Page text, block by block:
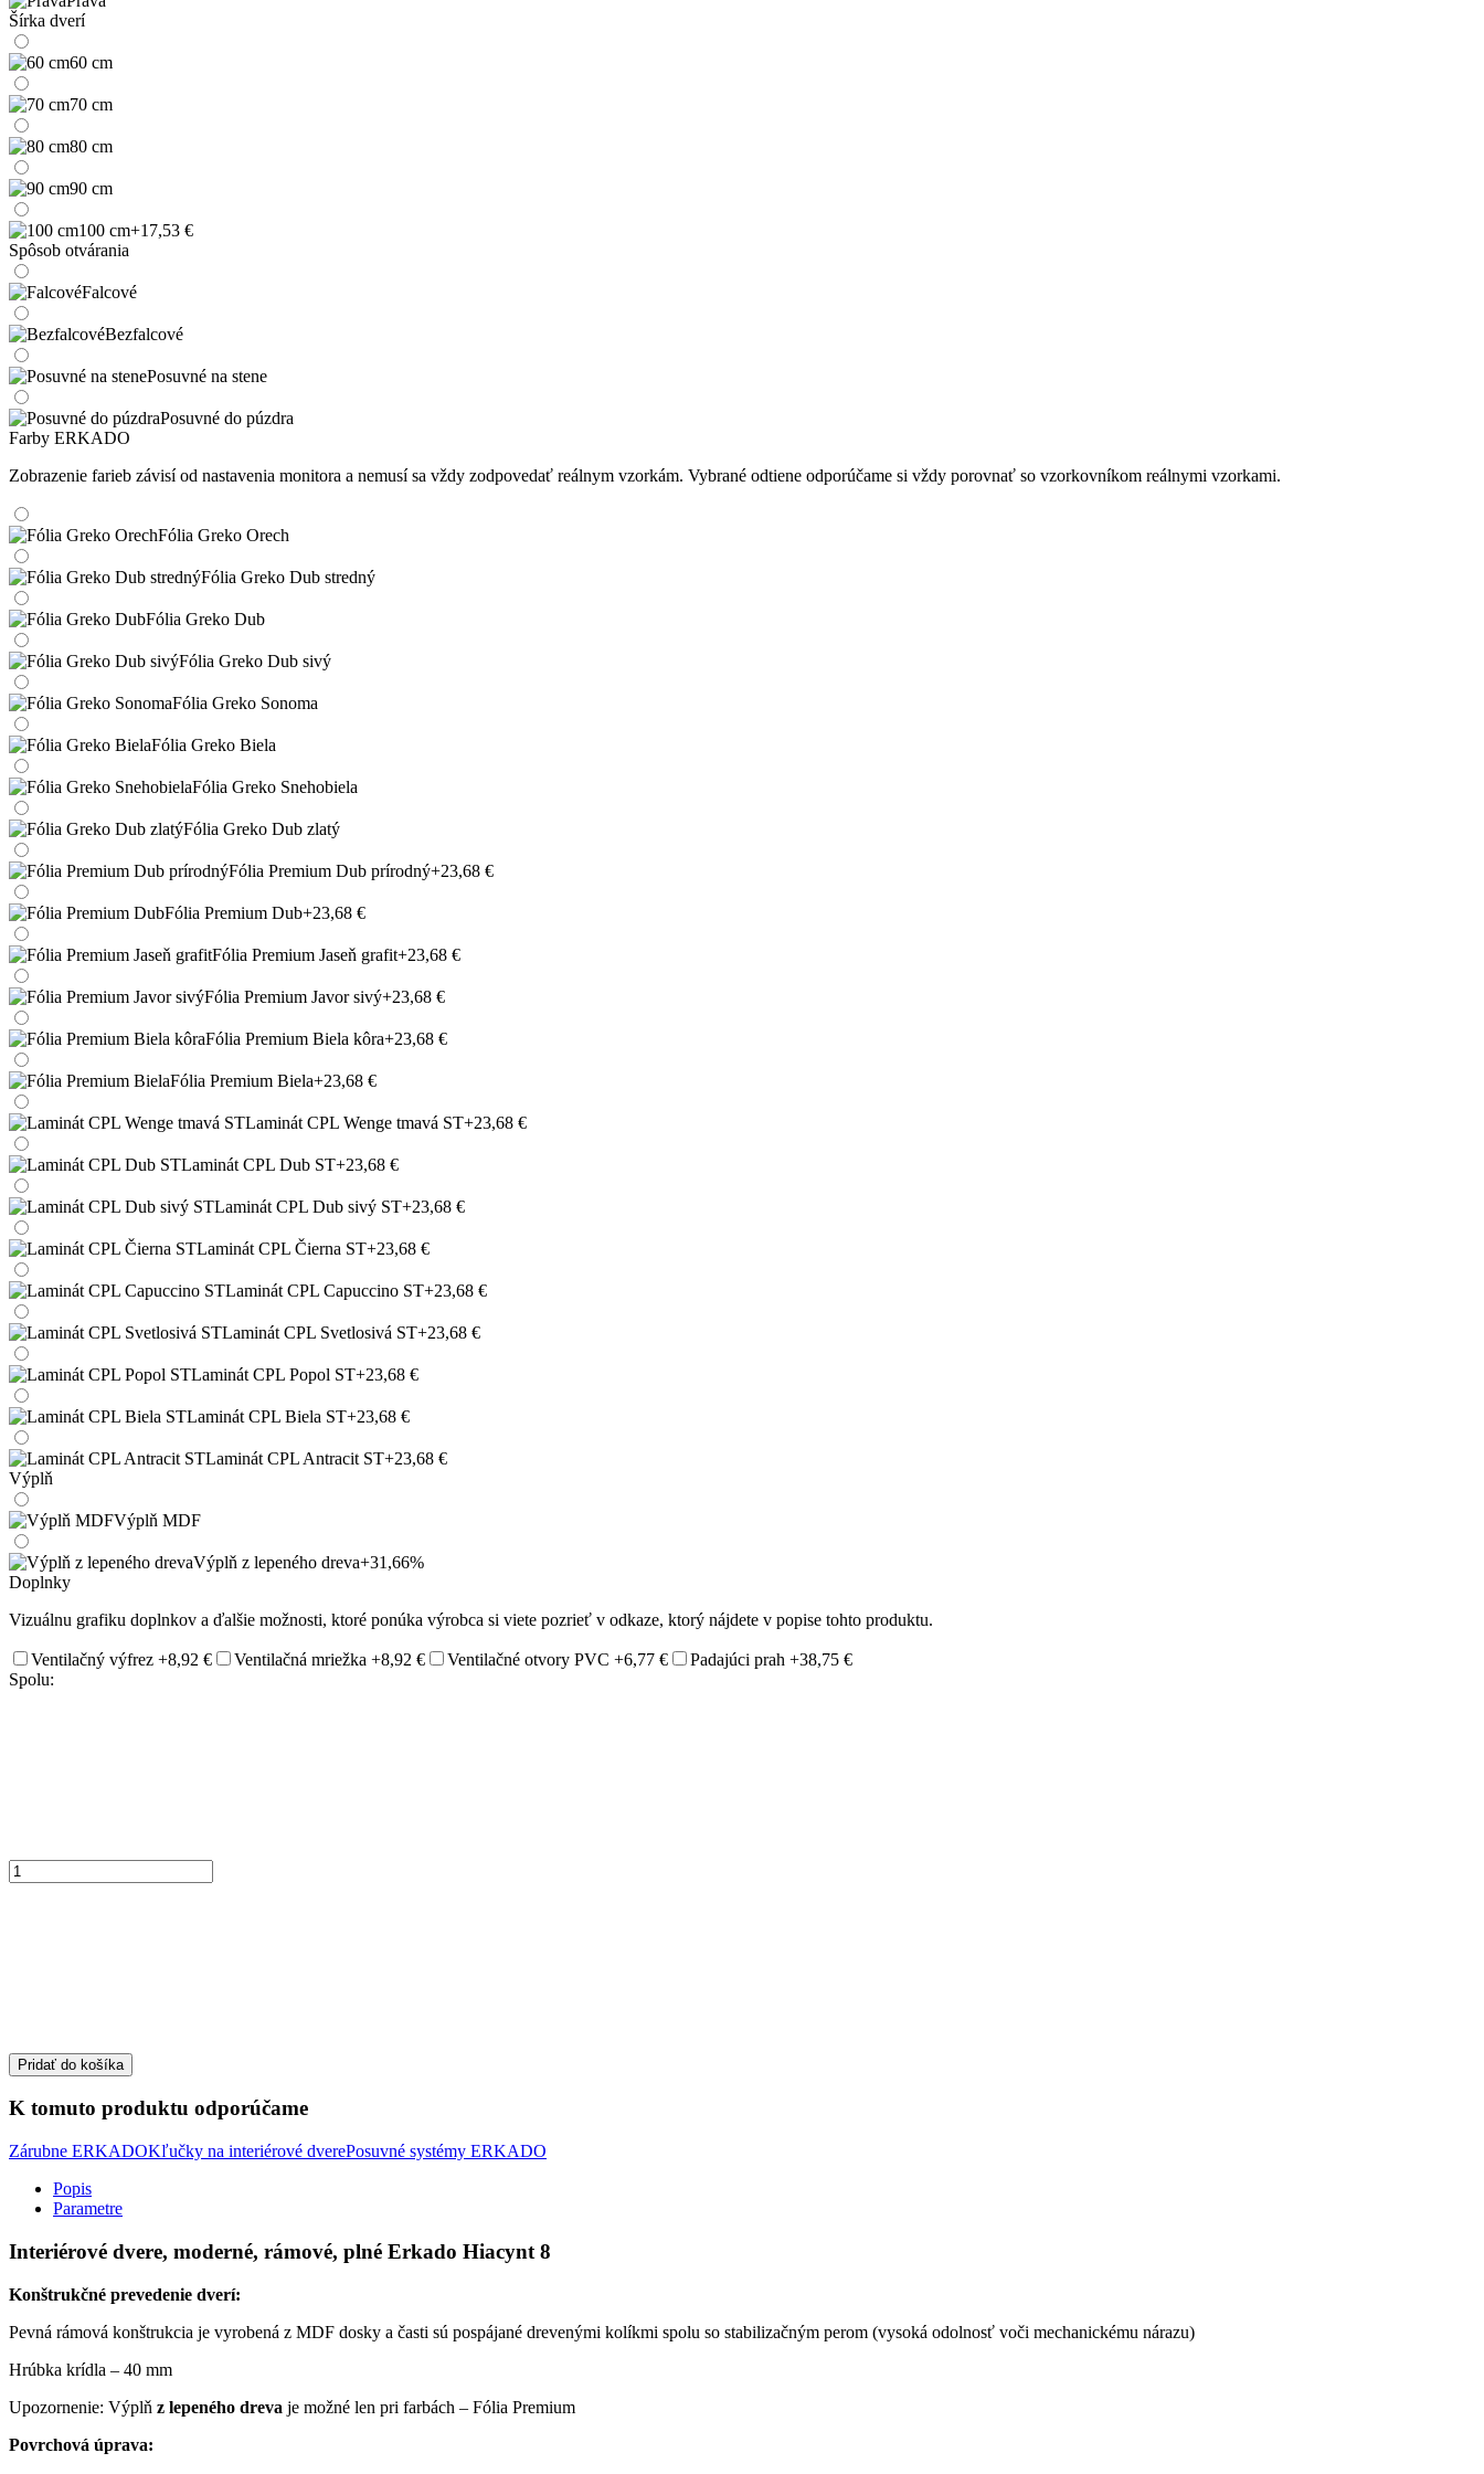
Šírka dverí
60 cm
70 cm
80 cm
90 cm
100 cm+17,53 €
Spôsob otvárania
Falcové
Bezfalcové
Posuvné na stene
Posuvné do púzdra
Farby ERKADO
Zobrazenie farieb závisí od nastavenia monitora a nemusí sa vždy zodpovedať reálnym vzorkám. Vybrané odtiene odporúčame si vždy porovnať so vzorkovníkom reálnymi vzorkami.
Fólia Greko Orech
Fólia Greko Dub stredný
Fólia Greko Dub
Fólia Greko Dub sivý
Fólia Greko Sonoma
Fólia Greko Biela
Fólia Greko Snehobiela
Fólia Greko Dub zlatý
Fólia Premium Dub prírodný+23,68 €
Fólia Premium Dub+23,68 €
Fólia Premium Jaseň grafit+23,68 €
Fólia Premium Javor sivý+23,68 €
Fólia Premium Biela kôra+23,68 €
Fólia Premium Biela+23,68 €
Laminát CPL Wenge tmavá ST+23,68 €
Laminát CPL Dub ST+23,68 €
Laminát CPL Dub sivý ST+23,68 €
Laminát CPL Čierna ST+23,68 €
Laminát CPL Capuccino ST+23,68 €
Laminát CPL Svetlosivá ST+23,68 €
Laminát CPL Popol ST+23,68 €
Laminát CPL Biela ST+23,68 €
Laminát CPL Antracit ST+23,68 €
Výplň
Výplň MDF
Výplň z lepeného dreva+31,66%
Doplnky
Vizuálnu grafiku doplnkov a ďalšie možnosti, ktoré ponúka výrobca si viete pozrieť v odkaze, ktorý nájdete v popise tohto produktu.
Ventilačný výfrez +8,92 € Ventilačná mriežka +8,92 € Ventilačné otvory PVC +6,77 € Padajúci prah +38,75 €
Spolu:
Pridať do košíka
K tomuto produktu odporúčame
Zárubne ERKADOKľučky na interiérové dverePosuvné systémy ERKADO
Popis
Parametre
Interiérové dvere, moderné, rámové, plné Erkado Hiacynt 8
Konštrukčné prevedenie dverí:
Pevná rámová konštrukcia je vyrobená z MDF dosky a časti sú pospájané drevenými kolíkmi spolu so stabilizačným perom (vysoká odolnosť voči mechanickému nárazu)
Hrúbka krídla – 40 mm
Upozornenie: Výplň z lepeného dreva je možné len pri farbách – Fólia Premium
Povrchová úprava: